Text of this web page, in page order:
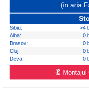
(in aria
Sibiu: >4
Alba:
0
Brasov:
0
Cluj:
0
Deva:
0
Montajul